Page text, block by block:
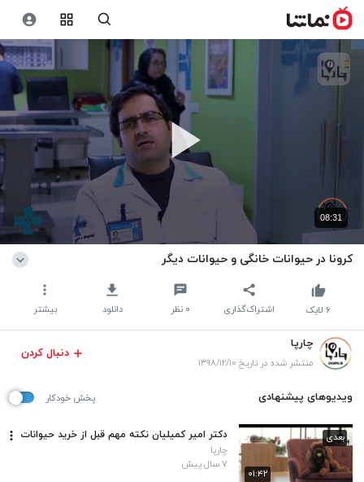
08:31
کرونا در حیوانات خانگی و حیوانات دیگر
اشتراک‌گذاری ۰ نظر دانلود بیشتر ۶ لایک
چارپا
منتشر شده در تاریخ ۱۳۹۸/۱۲/۱۰
دنبال کردن
ویدیوهای پیشنهادی پخش خودکار
۰۱:۴۲
بعدی دکتر امیر کمیلیان نکته مهم قبل از خرید حیوانات
چارپا
۷ سال پیش